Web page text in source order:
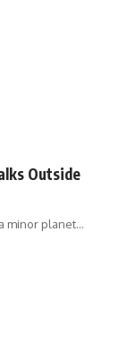
Outside
minor planet…